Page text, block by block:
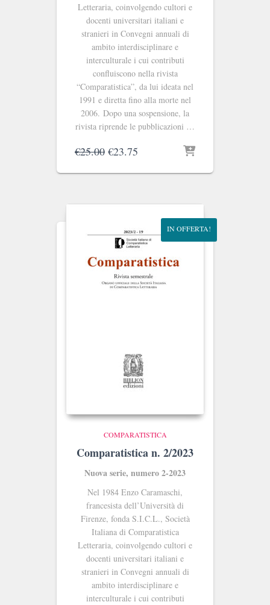
Letteraria, coinvolgendo cultori e
docenti universitari italiani e
stranieri in Convegni annuali di
ambito interdisciplinare e
interculturale i cui contributi
confluiscono nella rivista
“Comparatistica”, da lui ideata nel
1991 e diretta fino alla morte nel
2006. Dopo una sospensione, la
rivista riprende le pubblicazioni …
€25.00 Il
originale
€25.00.
€23.75
attuale
€23.75.
IN OFFERTA!
COMPARATISTICA
Comparatistica n. 2/2023
Nuova serie, numero 2-2023
Nel 1984 Enzo Caramaschi,
francesista dell’Università di
Firenze, fonda S.I.C.L., Società
Italiana di Comparatistica
Letteraria, coinvolgendo cultori e
docenti universitari italiani e
stranieri in Convegni annuali di
ambito interdisciplinare e
interculturale i cui contributi